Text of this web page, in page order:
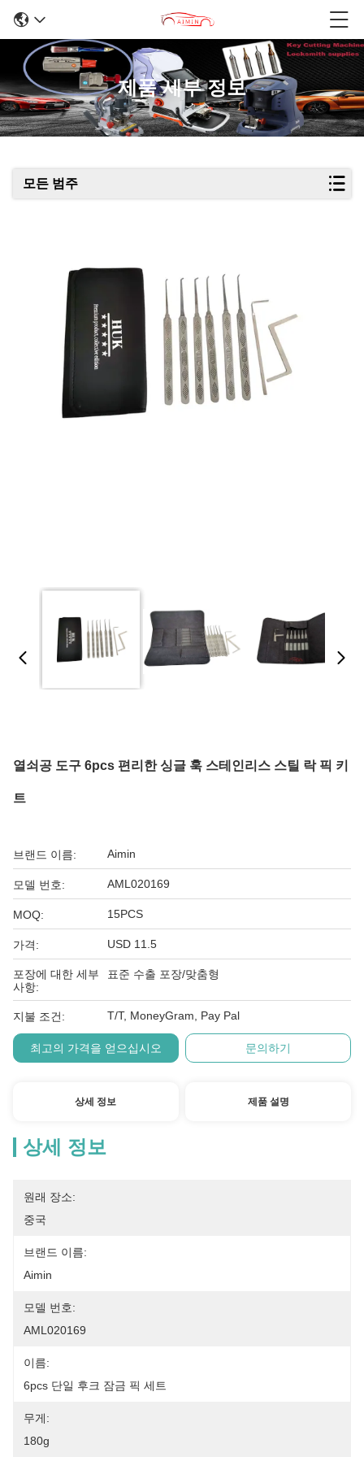
제품 세부 정보
모든 범주
열쇠공 도구 6pcs 편리한 싱글 훅 스테인리스 스틸 락 픽 키
트
브랜드 이름: Aimin
모델 번호: AML020169
MOQ: 15PCS
가격: USD 11.5
포장에 대한 세부
사항:
표준 수출 포장/맞춤형
지불 조건: T/T, MoneyGram, Pay Pal
최고의 가격을 얻으십시오 문의하기
상세 정보 제품 설명
상세 정보
원래 장소:
중국
브랜드 이름:
Aimin
모델 번호:
AML020169
이름:
6pcs 단일 후크 잠금 픽 세트
무게:
180g